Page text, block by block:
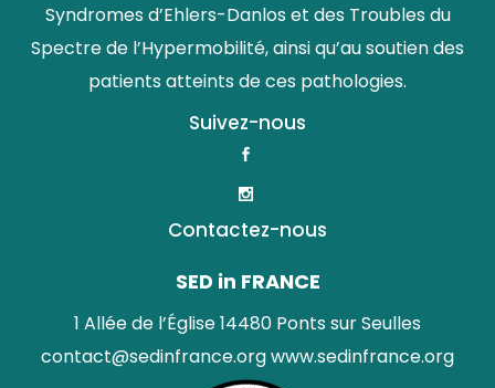
Syndromes d’Ehlers-Danlos et des Troubles du
Spectre de l’Hypermobilité, ainsi qu’au soutien des
patients atteints de ces pathologies.
Suivez-nous
Contactez-nous
SED in FRANCE
1 Allée de l’Église 14480 Ponts sur Seulles
contact@sedinfrance.orgwww.sedinfrance.org